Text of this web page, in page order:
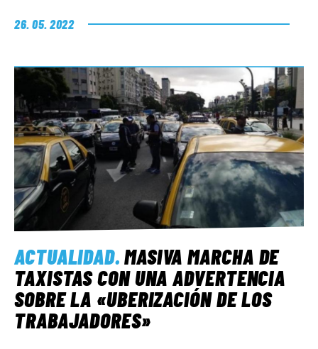
26. 05. 2022
ACTUALIDAD.MASIVA MARCHA DE
TAXISTAS CON UNA ADVERTENCIA
SOBRE LA «UBERIZACIÓN DE LOS
TRABAJADORES»